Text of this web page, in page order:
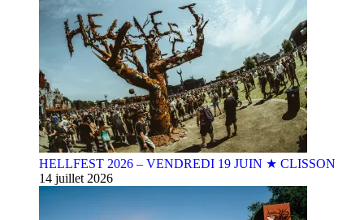
HELLFEST 2026 – VENDREDI 19 JUIN ★ CLISSON
14 juillet 2026